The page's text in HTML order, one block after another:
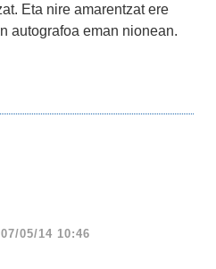
Eta nire amarentzat ere
autografoa eman nionean.
05/14 10:46